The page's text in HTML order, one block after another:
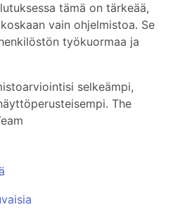
tämä on tärkeää,
vain ohjelmistoa. Se
työkuormaa ja
selkeämpi,
The